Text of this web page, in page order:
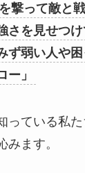
撃って敵と
さを見せつ
ず弱い人や
ー」
っている私
みます。